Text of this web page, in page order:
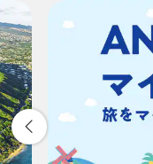
時間帯指定なし
経由地および乗
復路出発日およ